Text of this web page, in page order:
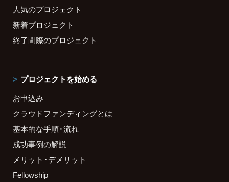
人気のプロジェクト
新着プロジェクト
終了間際のプロジェクト
プロジェクトを始める
お申込み
クラウドファンディングとは
基本的な手順・流れ
成功事例の解説
メリット・デメリット
Fellowship